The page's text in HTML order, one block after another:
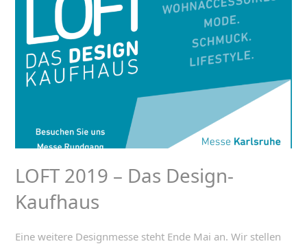
LOFT 2019 – Das Design-
Kaufhaus
Eine weitere Designmesse steht Ende Mai an. Wir stellen